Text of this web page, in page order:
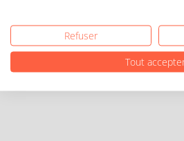
Refuser
Tout